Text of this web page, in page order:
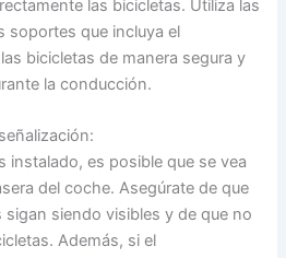
las bicicletas. Utiliza las
soportes que incluya el
bicicletas de manera segura y
la conducción.
instalado, es posible que se vea
del coche. Asegúrate de que
sigan siendo visibles y de que no
Además, si el